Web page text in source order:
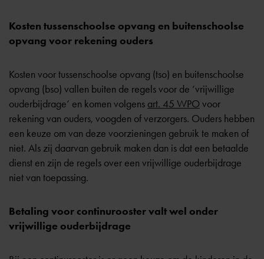
Kosten tussenschoolse opvang en buitenschoolse
opvang voor rekening ouders
Kosten voor tussenschoolse opvang (tso) en buitenschoolse
opvang (bso) vallen buiten de regels voor de ‘vrijwillige
ouderbijdrage’ en komen volgens art. 45 WPO voor
rekening van ouders, voogden of verzorgers. Ouders hebben
een keuze om van deze voorzieningen gebruik te maken of
niet. Als zij daarvan gebruik maken dan is dat een betaalde
dienst en zijn de regels over een vrijwillige ouderbijdrage
niet van toepassing.
Betaling voor continurooster valt wel onder
vrijwillige ouderbijdrage